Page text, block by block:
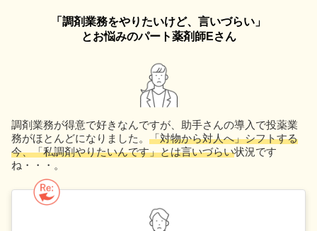
「調剤業務をやりたいけど、言いづらい」
とお悩みのパート薬剤師Eさん
調剤業務が得意で好きなんですが、助手さんの導入で投薬業
務がほとんどになりました。 「対物から対人へ」シフトする
今、「私調剤やりたいんです」とは言いづらい状況です
ね・・・。